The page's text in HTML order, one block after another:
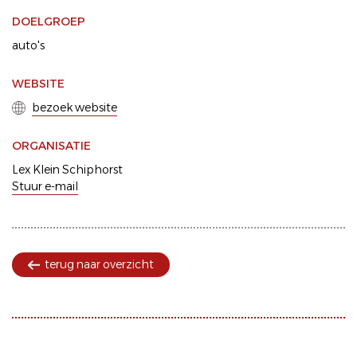
DOELGROEP
auto's
WEBSITE
bezoek website
ORGANISATIE
Lex Klein Schiphorst
Stuur e-mail
terug naar overzicht